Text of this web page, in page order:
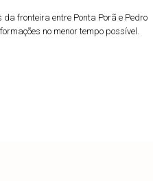
fronteira entre Ponta Porã e Pedro
no menor tempo possível.